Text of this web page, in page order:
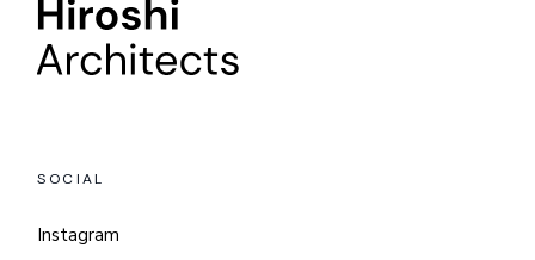
SOCIAL
Instagram